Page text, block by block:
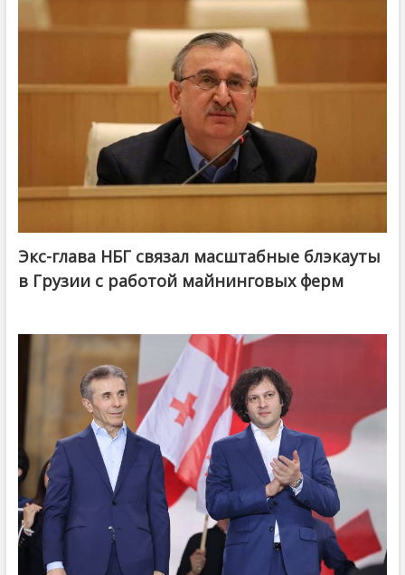
Экс-глава НБГ связал масштабные блэкауты
в Грузии с работой майнинговых ферм